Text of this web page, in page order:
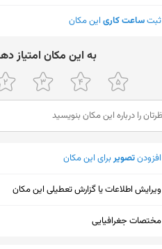
ثبتساعت کاری این مکان
ﺑﻪ اﯾﻦ ﻣﮑﺎن اﻣﺘﯿﺎز
افزودنتصویربرای این مکان
ویرایش اطلاعات یا گزارش تعطیلی این مکان
مختصات جغرافیایی